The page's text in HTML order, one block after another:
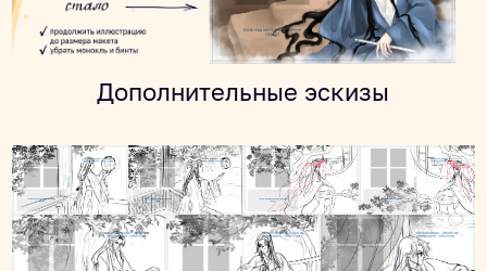
Дополнительные эскизы